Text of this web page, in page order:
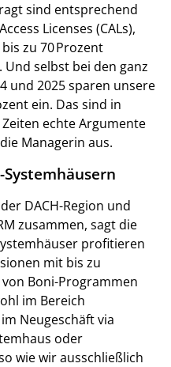
sind entsprechend
Licenses (CALs),
zu 70 Prozent
selbst bei den ganz
und 2025 sparen unsere
ein. Das sind in
echte Argumente
Managerin aus.
DACH-Region und
zusammen, sagt die
profitieren
mit bis zu
Boni-Programmen
im Bereich
Neugeschäft via
oder
wie wir ausschließlich